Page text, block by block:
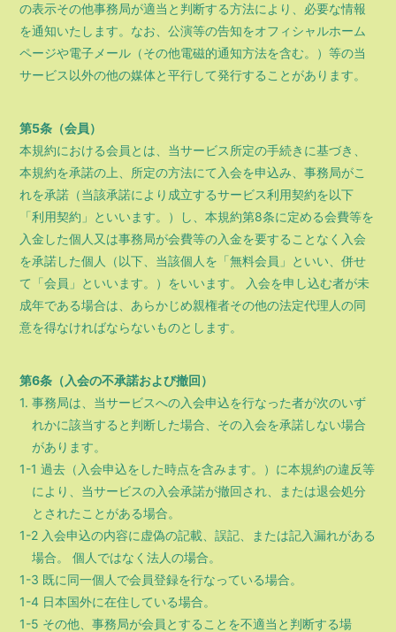
の表示その他事務局が適当と判断する方法により、必要な情報
を通知いたします。なお、公演等の告知をオフィシャルホーム
ページや電子メール（その他電磁的通知方法を含む。）等の当
サービス以外の他の媒体と平行して発行することがあります。
第5条（会員）
本規約における会員とは、当サービス所定の手続きに基づき、
本規約を承諾の上、所定の方法にて入会を申込み、事務局がこ
れを承諾（当該承諾により成立するサービス利用契約を以下
「利用契約」といいます。）し、本規約第8条に定める会費等を
入金した個人又は事務局が会費等の入金を要することなく入会
を承諾した個人（以下、当該個人を「無料会員」といい、併せ
て「会員」といいます。）をいいます。 入会を申し込む者が未
成年である場合は、あらかじめ親権者その他の法定代理人の同
意を得なければならないものとします。
第6条（入会の不承諾および撤回）
1. 事務局は、当サービスへの入会申込を行なった者が次のいず
れかに該当すると判断した場合、その入会を承諾しない場合
があります。
1-1 過去（入会申込をした時点を含みます。）に本規約の違反等
により、当サービスの入会承諾が撤回され、または退会処分
とされたことがある場合。
1-2 入会申込の内容に虚偽の記載、誤記、または記入漏れがある
場合。 個人ではなく法人の場合。
1-3 既に同一個人で会員登録を行なっている場合。
1-4 日本国外に在住している場合。
1-5 その他、事務局が会員とすることを不適当と判断する場